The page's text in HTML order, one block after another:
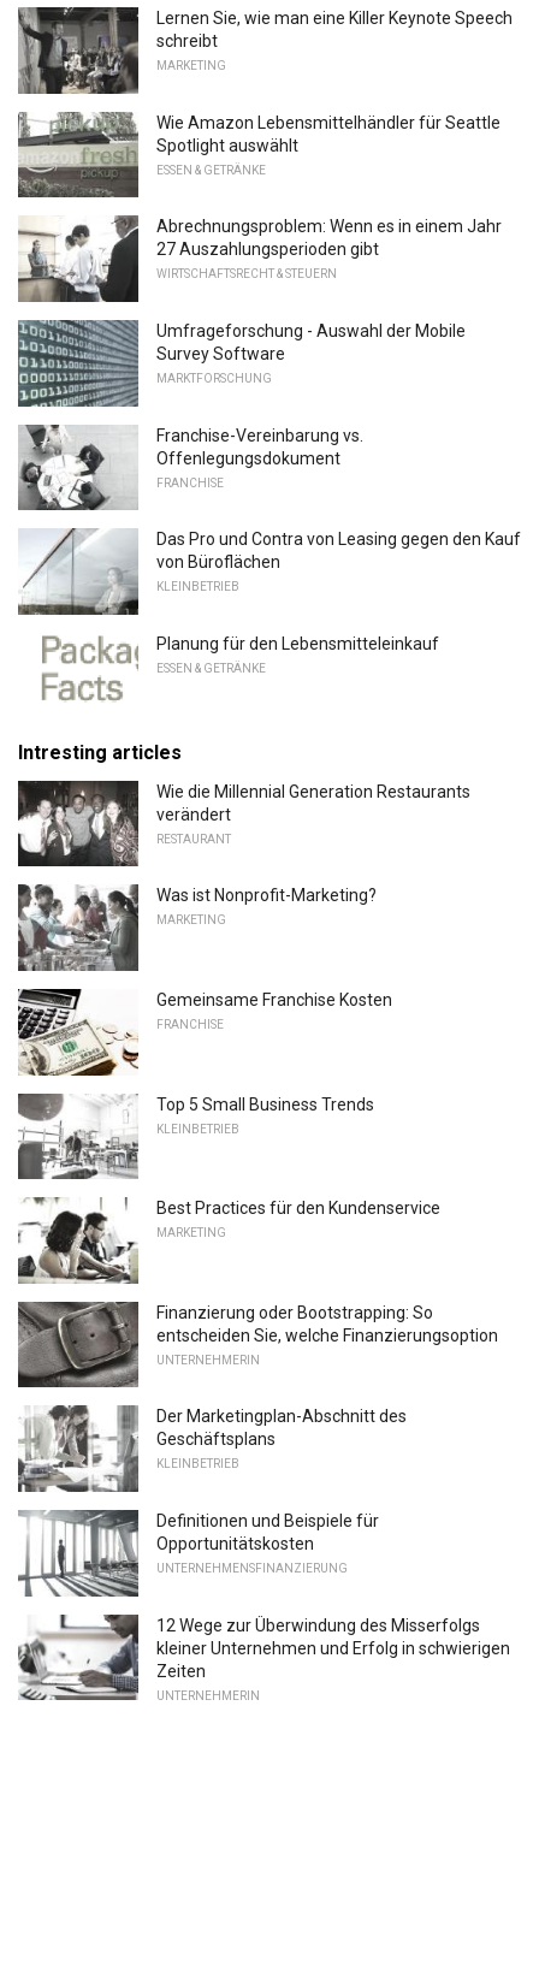
Lernen Sie, wie man eine Killer Keynote Speech
schreibt
MARKETING
Wie Amazon Lebensmittelhändler für Seattle
Spotlight auswählt
ESSEN & GETRÄNKE
Abrechnungsproblem: Wenn es in einem Jahr
27 Auszahlungsperioden gibt
WIRTSCHAFTSRECHT & STEUERN
Umfrageforschung - Auswahl der Mobile
Survey Software
MARKTFORSCHUNG
Franchise-Vereinbarung vs.
Offenlegungsdokument
FRANCHISE
Das Pro und Contra von Leasing gegen den Kauf
von Büroflächen
KLEINBETRIEB
Planung für den Lebensmitteleinkauf
ESSEN & GETRÄNKE
Intresting articles
Wie die Millennial Generation Restaurants
verändert
RESTAURANT
Was ist Nonprofit-Marketing?
MARKETING
Gemeinsame Franchise Kosten
FRANCHISE
Top 5 Small Business Trends
KLEINBETRIEB
Best Practices für den Kundenservice
MARKETING
Finanzierung oder Bootstrapping: So
entscheiden Sie, welche Finanzierungsoption
UNTERNEHMERIN
Der Marketingplan-Abschnitt des
Geschäftsplans
KLEINBETRIEB
Definitionen und Beispiele für
Opportunitätskosten
UNTERNEHMENSFINANZIERUNG
12 Wege zur Überwindung des Misserfolgs
kleiner Unternehmen und Erfolg in schwierigen
Zeiten
UNTERNEHMERIN